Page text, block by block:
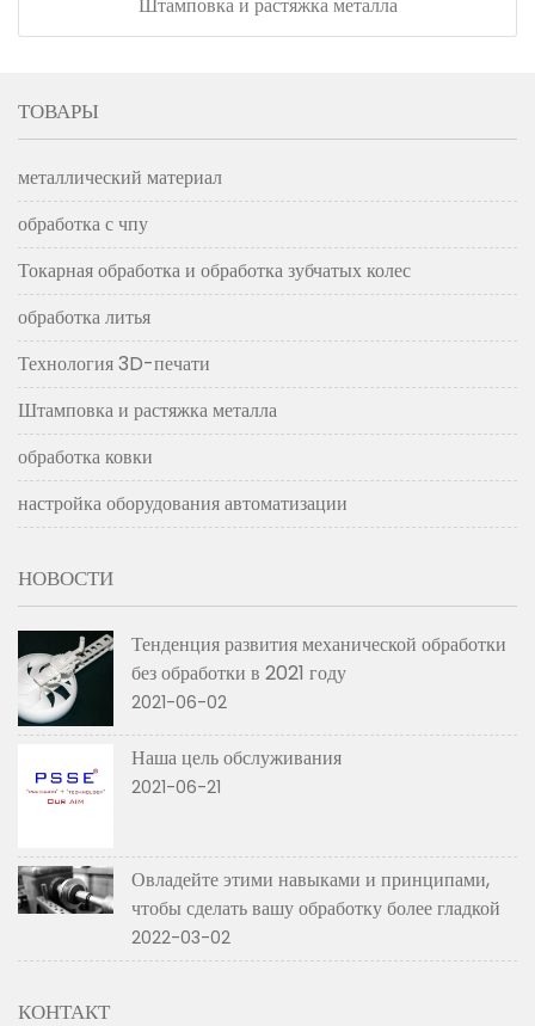
ТОВАРЫ
металлический материал
обработка с чпу
Токарная обработка и обработка зубчатых колес
обработка литья
Технология 3D-печати
Штамповка и растяжка металла
обработка ковки
настройка оборудования автоматизации
НОВОСТИ
Тенденция развития механической обработки
без обработки в 2021 году
2021-06-02
Наша цель обслуживания
2021-06-21
Овладейте этими навыками и принципами,
чтобы сделать вашу обработку более гладкой
2022-03-02
КОНТАКТ